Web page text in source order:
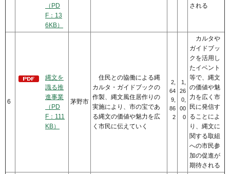
（PD
F：13
6KB）
される
6
縄文を
識る推
進事業
（PD
F：111
KB）
茅野市
住民との協働による縄
カルタ・ガイドブックの
作製、縄文風住居作りの
実施により、市の宝であ
る縄文の価値や魅力を広
く市民に伝えていく
2,
64
9,
86
2
1,
26
0,
00
0
カルタや
ガイドブッ
クを活用し
たイベント
等で、縄文
の価値や魅
力を広く市
民に発信す
ることによ
り、縄文に
関する取組
への市民参
加の促進が
期待される